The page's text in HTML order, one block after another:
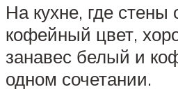
На кухне, где
кофейный цвет,
занавес белый и
одном сочетании.